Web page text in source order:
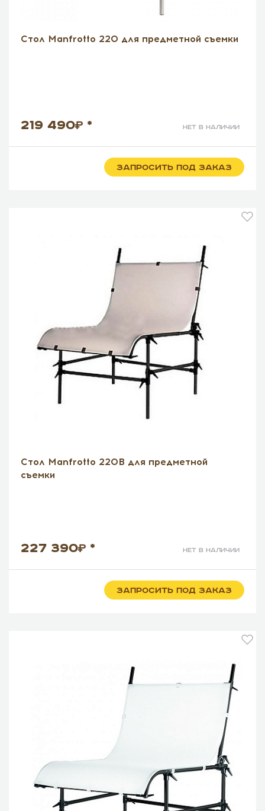
Стол Manfrotto 220 для предметной съемки
219 490 * нет в наличии
ЗАПРОСИТЬ ПОД ЗАКАЗ
Стол Manfrotto 220B для предметной
съемки
227 390 * нет в наличии
ЗАПРОСИТЬ ПОД ЗАКАЗ